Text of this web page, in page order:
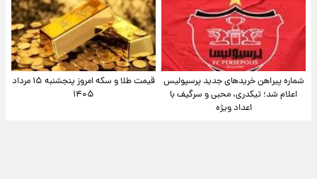
شماره پیراهن خریدهای جدید پرسپولیس
اعلام شد؛ تیکدری، محبی و سرگیف با
اعداد ویژه
قیمت طلا و سکه امروز پنجشنبه ۱۵ مرداد
۱۴۰۵